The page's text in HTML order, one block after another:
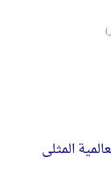
المثلی